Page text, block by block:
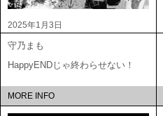
2025年1月3日
守乃まも
HappyENDじゃ終わらせない！
MORE INFO